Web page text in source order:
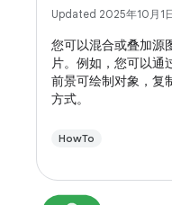
Updated 2025年10月1
您可以混合或叠加源
片。例如，您可以通
前景可绘制对象，复
方式。
HowTo